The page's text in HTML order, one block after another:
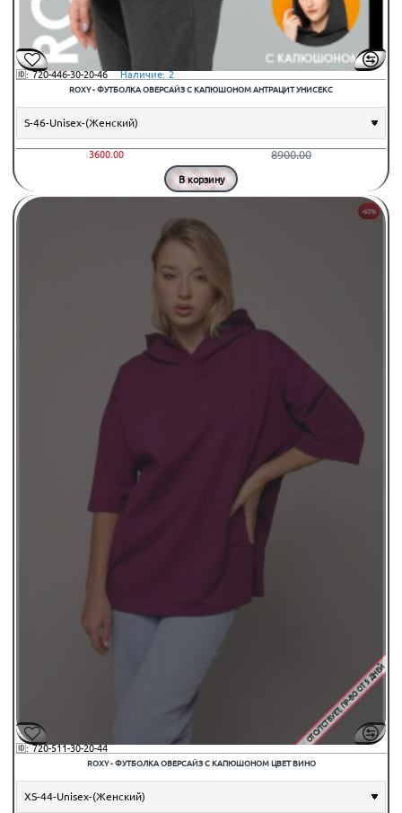
🆔: 720-446-30-20-46 ⠀Наличие: 2
ROXY - ФУТБОЛКА ОВЕРСАЙЗ С КАПЮШОНОМ АНТРАЦИТ УНИСЕКС
3600.00 8900.00
В корзину
-60%
ОТСУТСТВУЕТ; ПР-ВО ОТ 5 ДНЕЙ
🆔: 720-511-30-20-44
ROXY - ФУТБОЛКА ОВЕРСАЙЗ С КАПЮШОНОМ ЦВЕТ ВИНО